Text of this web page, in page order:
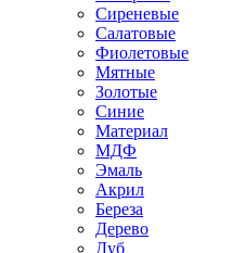
Сиреневые
Салатовые
Фиолетовые
Мятные
Золотые
Синие
Материал
МДФ
Эмаль
Акрил
Береза
Дерево
Дуб